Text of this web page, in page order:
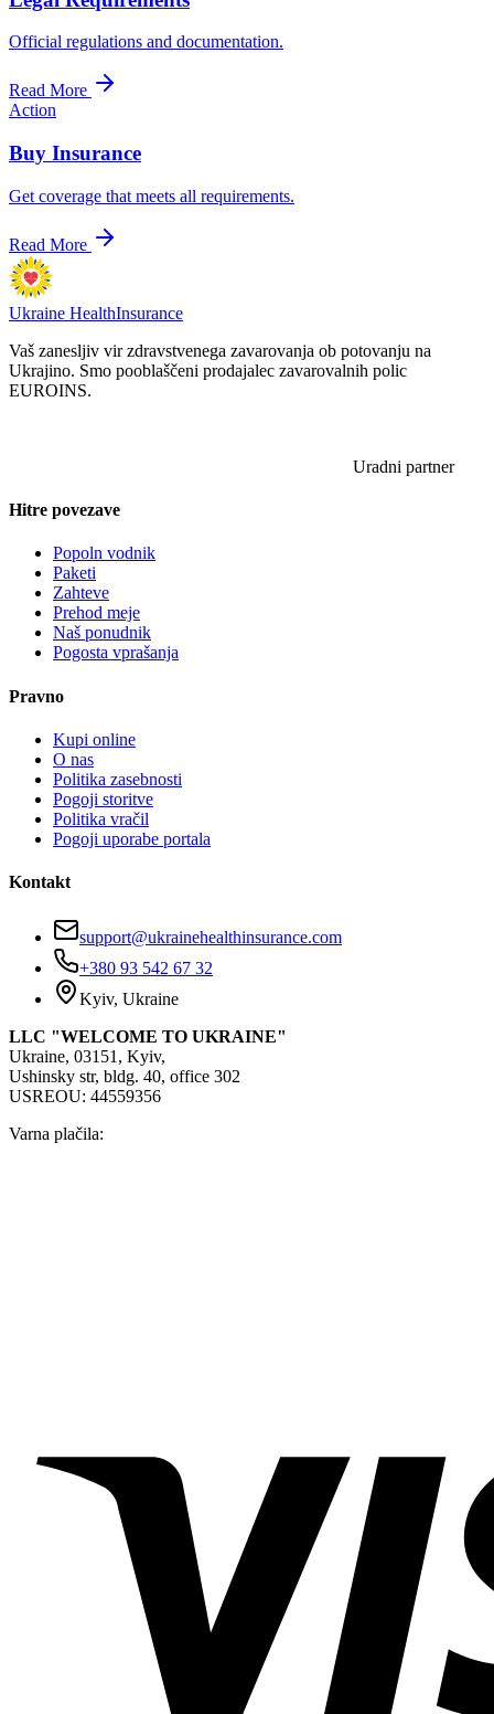
Official regulations and documentation.
Read More
Action
Buy Insurance
Get coverage that meets all requirements.
Read More
Ukraine HealthInsurance
Vaš zanesljiv vir zdravstvenega zavarovanja ob potovanju na
Ukrajino. Smo pooblaščeni prodajalec zavarovalnih polic
EUROINS.
Uradni partner
Hitre povezave
Popoln vodnik
Paketi
Zahteve
Prehod meje
Naš ponudnik
Pogosta vprašanja
Pravno
Kupi online
O nas
Politika zasebnosti
Pogoji storitve
Politika vračil
Pogoji uporabe portala
Kontakt
support@ukrainehealthinsurance.com
+380 93 542 67 32
Kyiv, Ukraine
LLC "WELCOME TO UKRAINE"
Ukraine, 03151, Kyiv,
Ushinsky str, bldg. 40, office 302
USREOU: 44559356
Varna plačila: